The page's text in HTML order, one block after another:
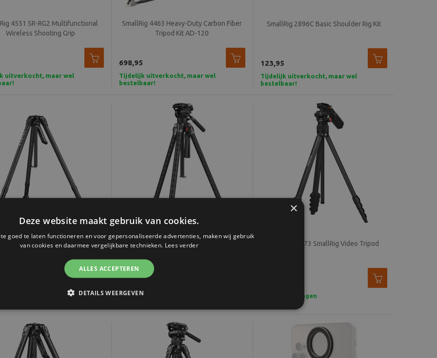
4551 SR-RG2 Multifunctional
Wireless Shooting Grip
uitverkocht, maar wel
SmallRig 4463 Heavy-Duty Carbon Fiber
Tripod Kit AD-120
698,95
Tijdelijk uitverkocht, maar wel
bestelbaar!
SmallRig 2896C Basic Shoulder Rig Kit
123,95
Tijdelijk uitverkocht, maar wel
bestelbaar!
4858 SmallRig x Potato Jet
uitverkocht, maar wel
SmallRig 5305 SmallRig x Potato Jet
2 tot 7 werkdagen
SmallRig 5473 SmallRig Video Tripod
2 tot 7 werkdagen
×
Deze website maakt gebruik van cookies.
goed te laten functioneren en voor gepersonaliseerde advertenties, maken wij gebruik
van cookies en daarmee vergelijkbare technieken. Lees verder
ALLES ACCEPTEREN
DETAILS WEERGEVEN